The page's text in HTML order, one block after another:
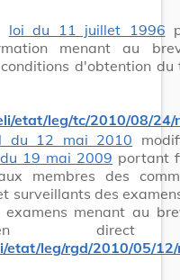
loi du 11 juillet 1996
menant au
d'obtention
etat/leg/tc/2010/08/24/
du 12 mai 2010
19 mai 2009 portant
membres des
surveillants des
examens menant au
(lien
etat/leg/rgd/2010/05/